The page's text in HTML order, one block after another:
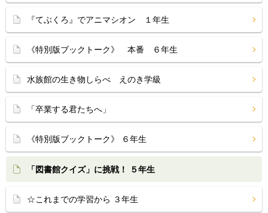
『てぶくろ』でアニマシオン １年生
《特別版ブックトーク》 本番 ６年生
水族館の生き物しらべ えのき学級
「卒業する君たちへ」
《特別版ブックトーク》 ６年生
「図書館クイズ」に挑戦！ ５年生
☆これまでの学習から ３年生